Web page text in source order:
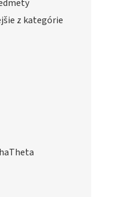
z kategórie